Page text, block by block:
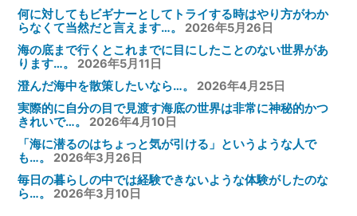
何に対してもビギナーとしてトライする時はやり方がわか
らなくて当然だと言えます…。
2026年5月26日
海の底まで行くとこれまでに目にしたことのない世界があ
ります…。
2026年5月11日
澄んだ海中を散策したいなら…。
2026年4月25日
実際的に自分の目で見渡す海底の世界は非常に神秘的かつ
きれいで…。
2026年4月10日
「海に潜るのはちょっと気が引ける」というような人で
も…。
2026年3月26日
毎日の暮らしの中では経験できないような体験がしたのな
ら…。
2026年3月10日